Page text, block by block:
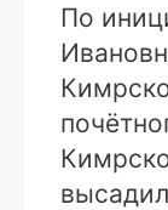
По